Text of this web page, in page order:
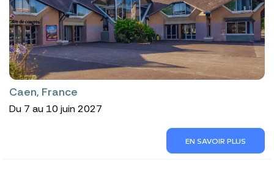
Caen, France
Du 7 au 10 juin 2027
EN SAVOIR PLUS